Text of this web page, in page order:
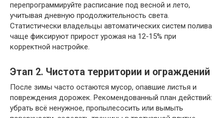
перепрограммируйте расписание под весной и лето,
учитывая дневную продолжительность света.
Статистически владельцы автоматических систем полива
чаще фиксируют прирост урожая на 12-15% при
корректной настройке.
Этап 2. Чистота территории и ограждений
После зимы часто остаются мусор, опавшие листья и
повреждения дорожек. Рекомендованный план действий:
убрать всё ненужное, пропылесосить или вымыть